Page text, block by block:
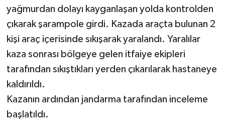
yağmurdan dolayı kayganlaşan yolda kontrolden
çıkarak şarampole girdi. Kazada araçta bulunan 2
kişi araç içerisinde sıkışarak yaralandı. Yaralılar
kaza sonrası bölgeye gelen itfaiye ekipleri
tarafından sıkıştıkları yerden çıkarılarak hastaneye
kaldırıldı.
Kazanın ardından jandarma tarafından inceleme
başlatıldı.